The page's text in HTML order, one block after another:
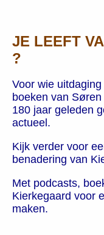
JE LEEFT
?
Voor wie
boeken van
180 jaar geleden
actueel.
Kijk verder voor
benadering van
Met podcasts,
Kierkegaard voor
maken.